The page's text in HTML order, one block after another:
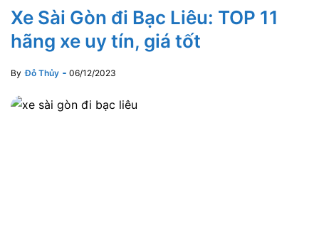
Xe Sài Gòn đi Bạc Liêu: TOP 11
hãng xe uy tín, giá tốt
By Đỗ Thủy 06/12/2023